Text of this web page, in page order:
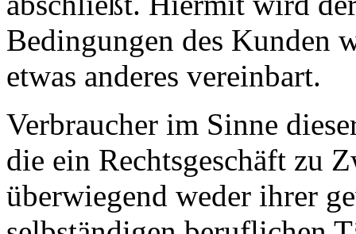
Bedingungen des Kunden
etwas anderes vereinbart.
Verbraucher im Sinne
die ein Rechtsgeschäft zu
überwiegend weder ihrer